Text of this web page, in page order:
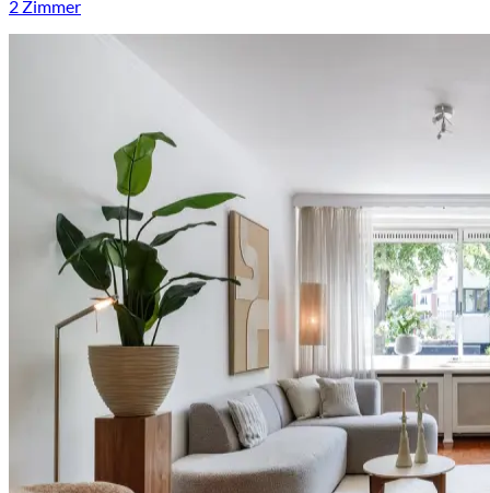
2 Zimmer